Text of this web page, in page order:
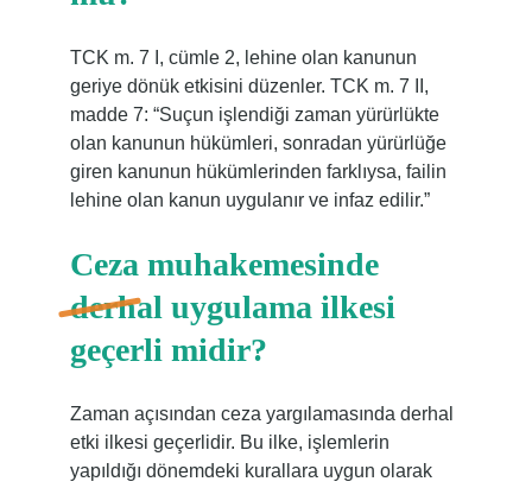
TCK m. 7 I, cümle 2, lehine olan kanunun
geriye dönük etkisini düzenler. TCK m. 7 II,
madde 7: “Suçun işlendiği zaman yürürlükte
olan kanunun hükümleri, sonradan yürürlüğe
giren kanunun hükümlerinden farklıysa, failin
lehine olan kanun uygulanır ve infaz edilir.”
Ceza muhakemesinde
derhal uygulama ilkesi
geçerli midir?
Zaman açısından ceza yargılamasında derhal
etki ilkesi geçerlidir. Bu ilke, işlemlerin
yapıldığı dönemdeki kurallara uygun olarak